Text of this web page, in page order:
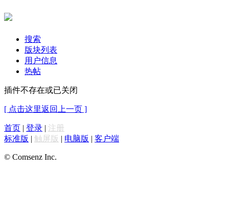
搜索
版块列表
用户信息
热帖
插件不存在或已关闭
[ 点击这里返回上一页 ]
首页 | 登录 | 注册
标准版 | 触屏版 | 电脑版 | 客户端
© Comsenz Inc.